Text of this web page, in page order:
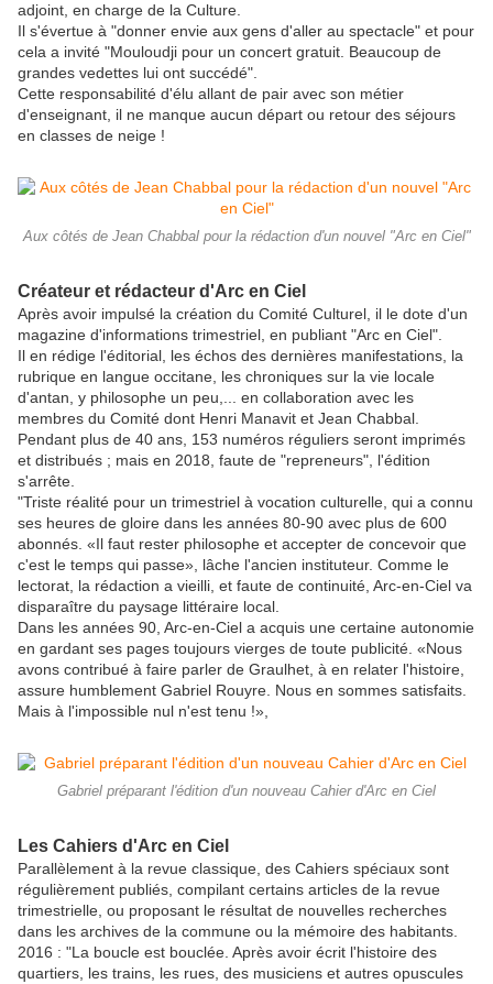
adjoint, en charge de la Culture.
Il s'évertue à "donner envie aux gens d'aller au spectacle" et pour
cela a invité "Mouloudji pour un concert gratuit. Beaucoup de
grandes vedettes lui ont succédé".
Cette responsabilité d'élu allant de pair avec son métier
d'enseignant, il ne manque aucun départ ou retour des séjours
en classes de neige !
Aux côtés de Jean Chabbal pour la rédaction d'un nouvel "Arc en Ciel"
Créateur et rédacteur d'Arc en Ciel
Après avoir impulsé la création du Comité Culturel, il le dote d'un
magazine d'informations trimestriel, en publiant "Arc en Ciel".
Il en rédige l'éditorial, les échos des dernières manifestations, la
rubrique en langue occitane, les chroniques sur la vie locale
d'antan, y philosophe un peu,... en collaboration avec les
membres du Comité dont Henri Manavit et Jean Chabbal.
Pendant plus de 40 ans, 153 numéros réguliers seront imprimés
et distribués ; mais en 2018, faute de "repreneurs", l'édition
s'arrête.
"Triste réalité pour un trimestriel à vocation culturelle, qui a connu
ses heures de gloire dans les années 80-90 avec plus de 600
abonnés. «Il faut rester philosophe et accepter de concevoir que
c'est le temps qui passe», lâche l'ancien instituteur. Comme le
lectorat, la rédaction a vieilli, et faute de continuité, Arc-en-Ciel va
disparaître du paysage littéraire local.
Dans les années 90, Arc-en-Ciel a acquis une certaine autonomie
en gardant ses pages toujours vierges de toute publicité. «Nous
avons contribué à faire parler de Graulhet, à en relater l'histoire,
assure humblement Gabriel Rouyre. Nous en sommes satisfaits.
Mais à l'impossible nul n'est tenu !»,
Gabriel préparant l'édition d'un nouveau Cahier d'Arc en Ciel
Les Cahiers d'Arc en Ciel
Parallèlement à la revue classique, des Cahiers spéciaux sont
régulièrement publiés, compilant certains articles de la revue
trimestrielle, ou proposant le résultat de nouvelles recherches
dans les archives de la commune ou la mémoire des habitants.
2016 : "La boucle est bouclée. Après avoir écrit l'histoire des
quartiers, les trains, les rues, des musiciens et autres opuscules